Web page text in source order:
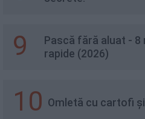
9
Pască fără aluat -
rapide (2026)
10 Omletă cu cartofi